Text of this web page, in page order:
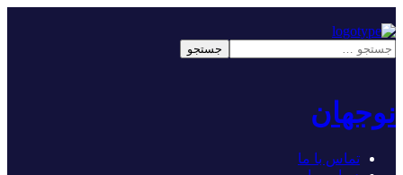
نوجهان
تماس با ما